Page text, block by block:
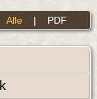
Alle | PDF